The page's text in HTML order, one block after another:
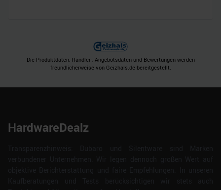
Die Produktdaten, Händler-, Angebotsdaten und Bewertungen werden
freundlicherweise von Geizhals.de bereitgestellt.
HardwareDealz